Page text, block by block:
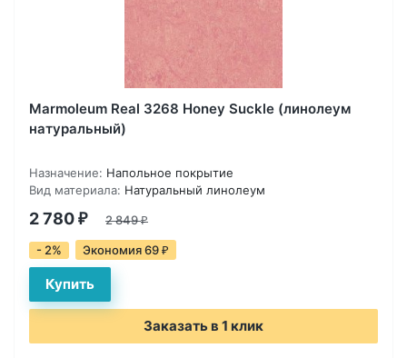
Marmoleum Real 3268 Honey Suckle (линолеум
натуральный)
Назначение: Напольное покрытие
Вид материала: Натуральный линолеум
2 780 ₽ 2 849₽
- 2% Экономия 69 ₽
Заказать в 1 клик